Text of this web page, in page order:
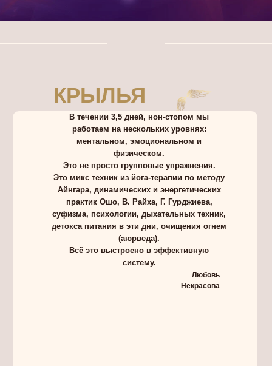
КРЫЛЬЯ
Любовь
Некрасова
В течении 3,5 дней, нон-стопом мы
работаем на нескольких уровнях:
ментальном, эмоциональном и
физическом.
Это не просто групповые упражнения.
Это микс техник из йога-терапии по методу
Айнгара, динамических и энергетических
практик Ошо, В. Райха, Г. Гурджиева,
суфизма, психологии, дыхательных техник,
детокса питания в эти дни, очищения огнем
(аюрведа).
Всё это выстроено в эффективную
систему.